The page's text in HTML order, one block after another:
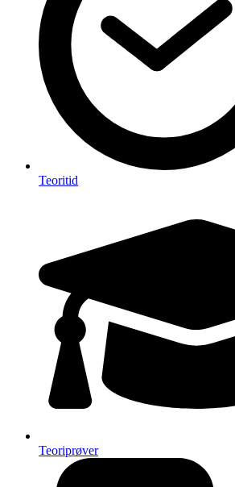
Teoritid
Teoriprøver